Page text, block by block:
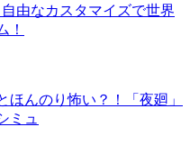
由なカスタマイズで世界
！
んのり怖い？！「夜廻」
ミュ